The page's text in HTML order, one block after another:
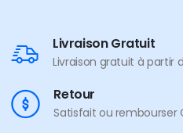
Livraison Gratuit
Livraison gratuit à partir
Retour
Satisfait ou rembourser